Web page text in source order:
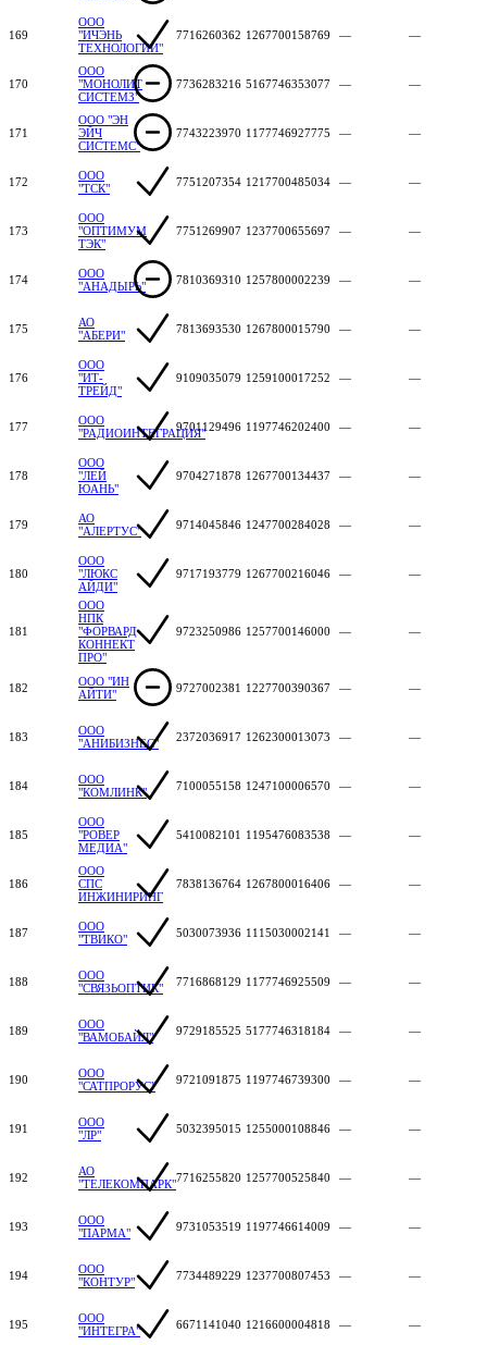
169
ООО
"ИЧЭНЬ
ТЕХНОЛОГИИ"
7716260362 1267700158769 — —
170
ООО
"МОНОЛИТ
СИСТЕМЗ"
7736283216 5167746353077 — —
171
ООО "ЭН
ЭЙЧ
СИСТЕМС"
7743223970 1177746927775 — —
172
ООО
"ТСК"
7751207354 1217700485034 — —
173
ООО
"ОПТИМУМ
ТЭК"
7751269907 1237700655697 — —
174
ООО
"АНАДЫРЬ"
7810369310 1257800002239 — —
175
АО
"АБЕРИ"
7813693530 1267800015790 — —
176
ООО
"ИТ-
ТРЕЙД"
9109035079 1259100017252 — —
177
ООО
"РАДИОИНТЕГРАЦИЯ"9701129496 1197746202400 — —
178
ООО
"ЛЕЙ
ЮАНЬ"
9704271878 1267700134437 — —
179
АО
"АЛЕРТУС"
9714045846 1247700284028 — —
180
ООО
"ЛЮКС
АЙДИ"
9717193779 1267700216046 — —
181
ООО
НПК
"ФОРВАРД
КОННЕКТ
ПРО"
9723250986 1257700146000 — —
182
ООО "ИН
АЙТИ"
9727002381 1227700390367 — —
183
ООО
"АНИБИЗНЕС"
2372036917 1262300013073 — —
184
ООО
"КОМЛИНК"
7100055158 1247100006570 — —
185
ООО
"РОВЕР
МЕДИА"
5410082101 1195476083538 — —
186
ООО
СПС
ИНЖИНИРИНГ
7838136764 1267800016406 — —
187
ООО
"ТВИКО"
5030073936 1115030002141 — —
188
ООО
"СВЯЗЬОПТИК"
7716868129 1177746925509 — —
189
ООО
"ВАМОБАЙЛ"
9729185525 5177746318184 — —
190
ООО
"САТПРОРУС"
9721091875 1197746739300 — —
191
ООО
"ЛР"
5032395015 1255000108846 — —
192
АО
"ТЕЛЕКОМПАРК"7716255820 1257700525840 — —
193
ООО
"ПАРМА"
9731053519 1197746614009 — —
194
ООО
"КОНТУР"
7734489229 1237700807453 — —
195
ООО
"ИНТЕГРА"
6671141040 1216600004818 — —